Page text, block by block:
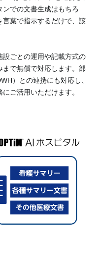
での文書生成はもちろ
言葉で指示するだけで、該
設ごとの運用や記載方式の
で無償で対応します。部
）との連携にも対応し、
ご活用いただけます。